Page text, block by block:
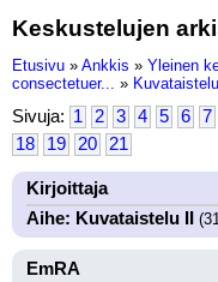
Keskustelujen
Etusivu » Ankkis » Yleinen
consectetuer... » Kuvataistelu
Sivuja: 1 2 3 4 5 6 7
18
19 20 21
Kirjoittaja
Aihe: Kuvataistelu II
EmRA